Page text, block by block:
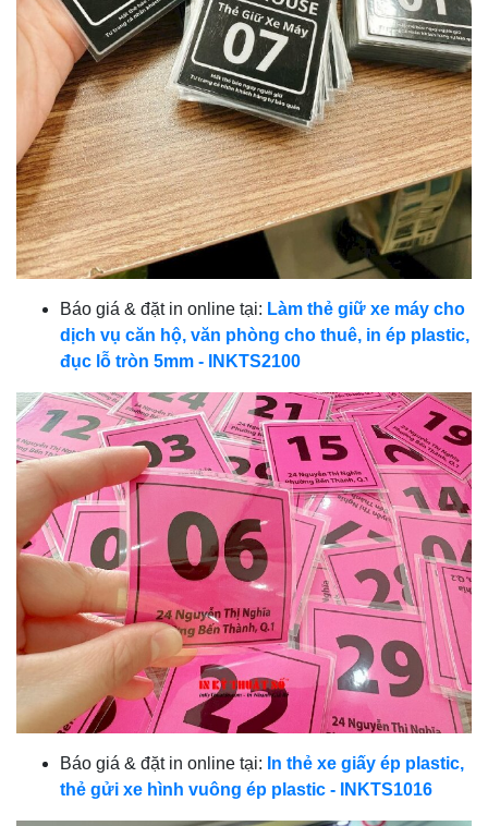
Báo giá & đặt in online tại: Làm thẻ giữ xe máy cho
dịch vụ căn hộ, văn phòng cho thuê, in ép plastic,
đục lỗ tròn 5mm - INKTS2100
Báo giá & đặt in online tại: In thẻ xe giấy ép plastic,
thẻ gửi xe hình vuông ép plastic - INKTS1016